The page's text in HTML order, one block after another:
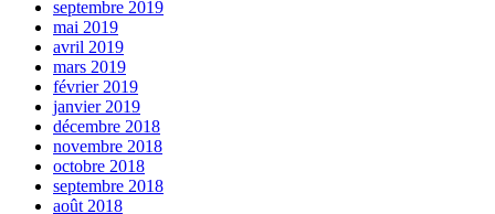
septembre 2019
mai 2019
avril 2019
mars 2019
février 2019
janvier 2019
décembre 2018
novembre 2018
octobre 2018
septembre 2018
août 2018